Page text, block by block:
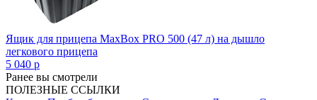
Ящик для прицепа MaxBox PRO 500 (47 л) на дышло
легкового прицепа
5 040 p
Ранее вы смотрели
ПОЛЕЗНЫЕ ССЫЛКИ